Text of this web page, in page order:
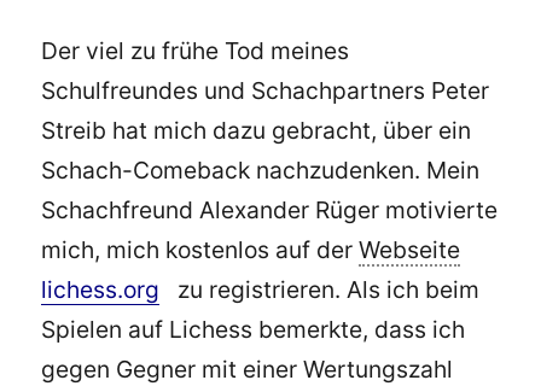
Der viel zu frühe Tod meines
Schulfreundes und Schachpartners Peter
Streib hat mich dazu gebracht, über ein
Schach-Comeback nachzudenken. Mein
Schachfreund Alexander Rüger motivierte
mich, mich kostenlos auf derWebseite
lichess.org zu registrieren. Als ich beim
Spielen auf Lichess bemerkte, dass ich
gegen Gegner mit einer Wertungszahl